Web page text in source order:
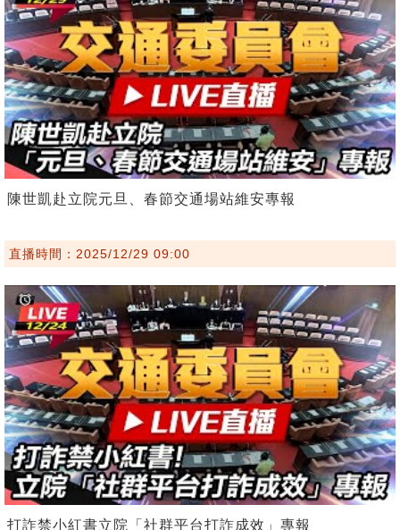
陳世凱赴立院元旦、春節交通場站維安專報
直播時間：2025/12/29 09:00
打詐禁小紅書立院「社群平台打詐成效」專報